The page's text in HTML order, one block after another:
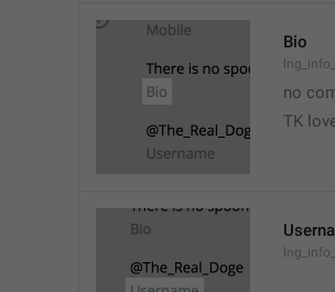
Bio
no
TK